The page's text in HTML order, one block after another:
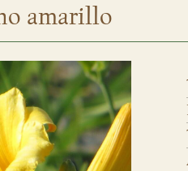
amarillo